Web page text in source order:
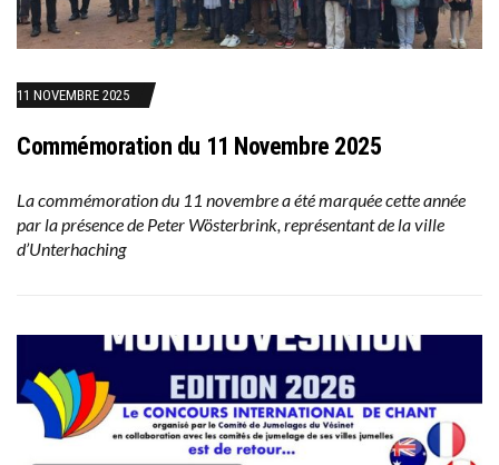
11 NOVEMBRE 2025
Commémoration du 11 Novembre 2025
La commémoration du 11 novembre a été marquée cette année
par la présence de Peter Wösterbrink, représentant de la ville
d’Unterhaching